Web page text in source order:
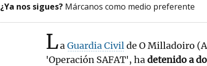
¿Ya nos sigues? Márcanos como medio preferente
LaGuardia Civilde O Milladoiro
'Operación SAFAT', hadetenido a